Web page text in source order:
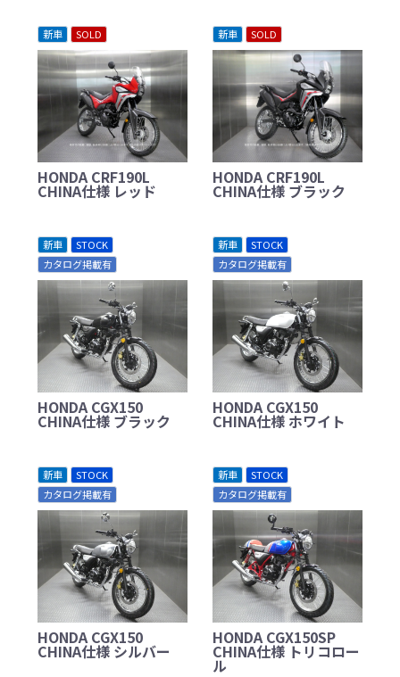
新車 SOLD
HONDA CRF190L
CHINA仕様 レッド
新車 SOLD
HONDA CRF190L
CHINA仕様 ブラック
新車
STOCK
カタログ掲載有
HONDA CGX150
CHINA仕様 ブラック
新車
STOCK
カタログ掲載有
HONDA CGX150
CHINA仕様 ホワイト
新車
STOCK
カタログ掲載有
HONDA CGX150
CHINA仕様 シルバー
新車
STOCK
カタログ掲載有
HONDA CGX150SP
CHINA仕様 トリコロー
ル